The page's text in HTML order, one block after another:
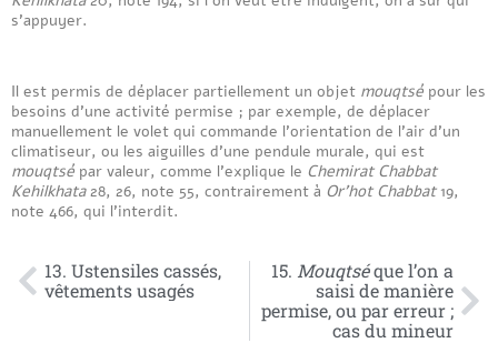
s’appuyer.
Il est permis de déplacer partiellement un objet mouqtsé pour les
besoins d’une activité permise ; par exemple, de déplacer
manuellement le volet qui commande l’orientation de l’air d’un
climatiseur, ou les aiguilles d’une pendule murale, qui est
mouqtsé par valeur, comme l’explique le Chemirat Chabbat
Kehilkhata28, 26, note 55, contrairement à Or’hot Chabbat19,
note 466, qui l’interdit.
13. Ustensiles cassés,
vêtements usagés
15. Mouqtséque l’on a
saisi de manière
permise, ou par erreur ;
cas du mineur